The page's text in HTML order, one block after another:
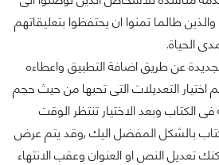
طالما تمنوا ان يحتفظوا بتعليقاتهم
الحياة.
عن طريق اضافة التطبيق واعطاءه
التعديلات التى تحبها من حيث حجم
الكتاب وبعد الاختيار تنتظر الوقت
بالشكل المفضل اليك ,وقد يتم عرض
تعديل النص او العنوان وعقب الانتهاء